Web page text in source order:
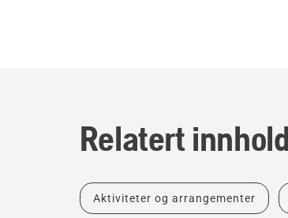
Relatert innhold
Aktiviteter og arrangementer